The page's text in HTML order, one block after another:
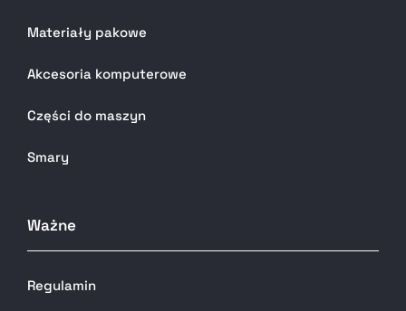
Materiały pakowe
Akcesoria komputerowe
Części do maszyn
Smary
Ważne
Regulamin